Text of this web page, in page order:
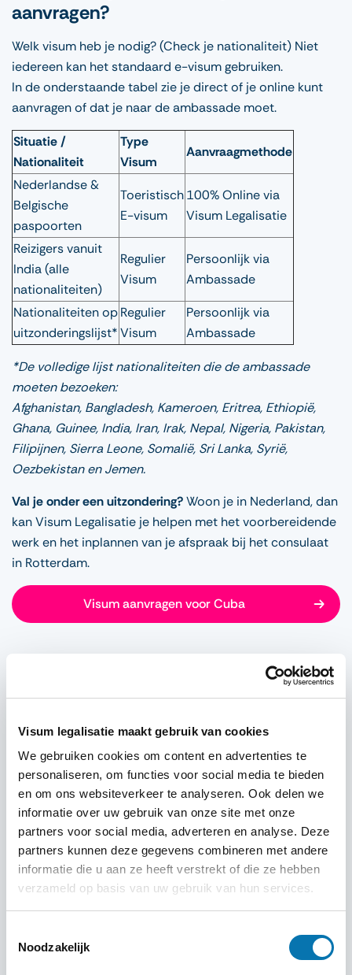
Visum legalisatie maakt gebruik van cookies
We gebruiken cookies om content en advertenties te
personaliseren, om functies voor social media te bieden
en om ons websiteverkeer te analyseren. Ook delen we
informatie over uw gebruik van onze site met onze
partners voor social media, adverteren en analyse. Deze
partners kunnen deze gegevens combineren met andere
informatie die u aan ze heeft verstrekt of die ze hebben
verzameld op basis van uw gebruik van hun services.
Noodzakelijk
aanvragen?
Welk visum heb je nodig? (Check je nationaliteit) Niet
iedereen kan het standaard e-visum gebruiken.
In de onderstaande tabel zie je direct of je online kunt
aanvragen of dat je naar de ambassade moet.
Situatie /
Nationaliteit
Type
Visum
Aanvraagmethode
Nederlandse &
Belgische
paspoorten
Toeristisch
E-visum
100% Online via
Visum Legalisatie
Reizigers vanuit
India (alle
nationaliteiten)
Regulier
Visum
Persoonlijk via
Ambassade
Nationaliteiten op
uitzonderingslijst*
Regulier
Visum
Persoonlijk via
Ambassade
*De volledige lijst nationaliteiten die de ambassade
moeten bezoeken:
Afghanistan, Bangladesh, Kameroen, Eritrea, Ethiopië,
Ghana, Guinee, India, Iran, Irak, Nepal, Nigeria, Pakistan,
Filipijnen, Sierra Leone, Somalië, Sri Lanka, Syrië,
Oezbekistan en Jemen.
Val je onder een uitzondering?Woon je in Nederland, dan
kan Visum Legalisatie je helpen met het voorbereidende
werk en het inplannen van je afspraak bij het consulaat
in Rotterdam.
Visum aanvragen voor Cuba
Cuba
Geldigheid
Geldigheidsduur van het e-visum
Op 15 juli 2024 is hete-visum voor Cuba
gelanceerd. Deze service biedt reizigers een snelle
verkrijgen zonder wachttijden. Elk e-visum is geldig